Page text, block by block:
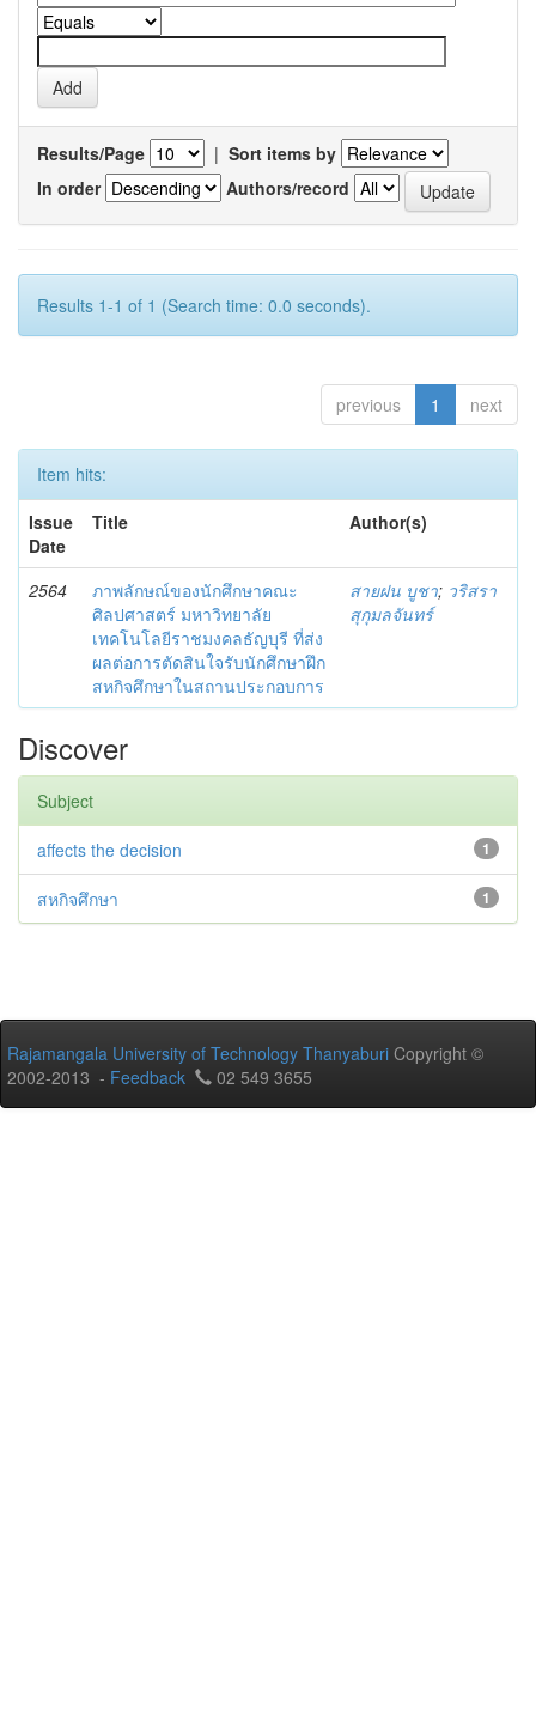
Results/Page | Sort items by
In order
Authors/record
Results 1-1 of 1 (Search time: 0.0 seconds).
previous 1 next
Item hits:
Issue
Date
Title Author(s)
2564
ภาพลักษณ์ของนักศึกษาคณะ
ศิลปศาสตร์ มหาวิทยาลัย
เทคโนโลยีราชมงคลธัญบุรี ที่ส่ง
ผลต่อการตัดสินใจรับนักศึกษาฝึก
สหกิจศึกษาในสถานประกอบการ
สายฝน บูชา; วริสรา
สุกุมลจันทร์
Discover
Subject
1
affects the decision
1
สหกิจศึกษา
Rajamangala University of Technology Thanyaburi Copyright ©
2002-2013 - Feedback 02 549 3655